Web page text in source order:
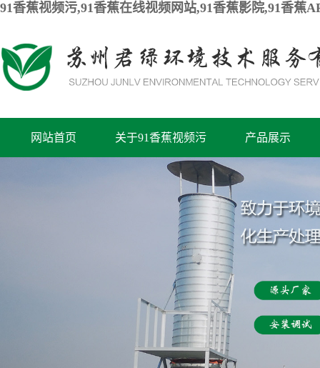
91香蕉视频污,91香蕉在线视频网站,91香蕉影院,91香蕉
网站首页 关于91香蕉视频污 产品展示